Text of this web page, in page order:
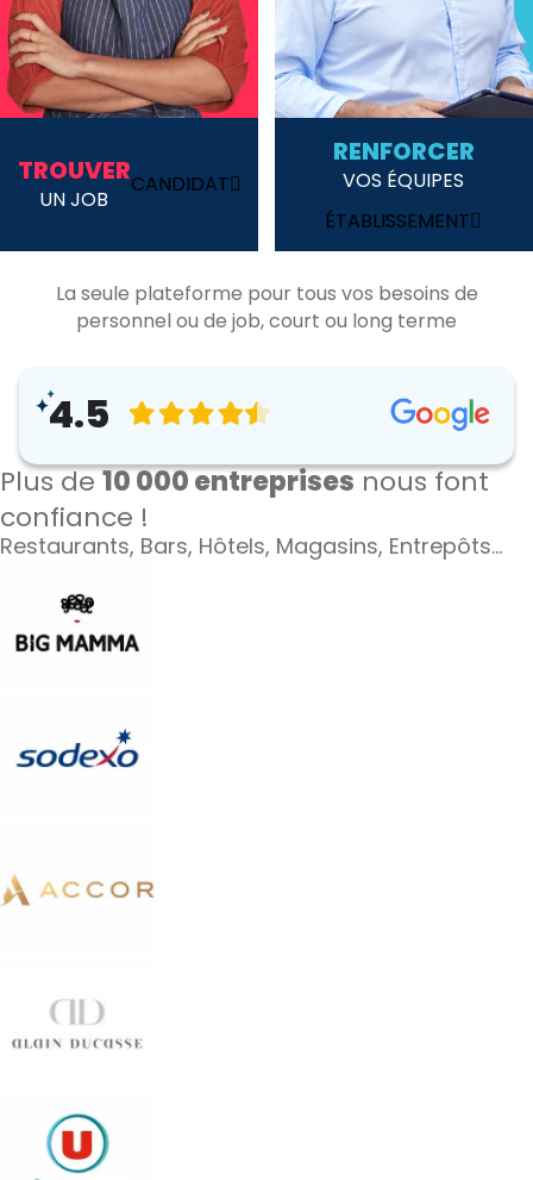
TROUVER
UN JOB
CANDIDAT
RENFORCER
VOS ÉQUIPES
ÉTABLISSEMENT
La seule plateforme pour tous vos besoins de
personnel ou de job, court ou long terme
4.5
Plus de10 000 entreprisesnous font
confiance !
Restaurants, Bars, Hôtels, Magasins, Entrepôts…